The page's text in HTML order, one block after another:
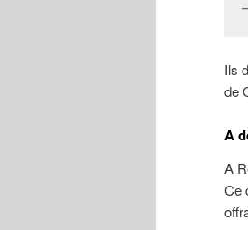
Ils
de
A
A
Ce